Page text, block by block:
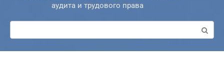
аудита и трудового права
Поиск: